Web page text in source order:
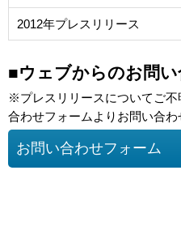
2012年プレスリリース
■ウェブからのお問
※プレスリリースについてご
合わせフォームよりお問い合わ
お問い合わせフォーム